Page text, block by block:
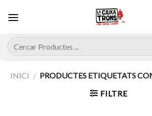
Cerca:
INICI / PRODUCTES ETIQUETATS
FILTRE